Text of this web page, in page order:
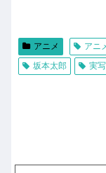
アニメ アニ
坂本太郎
実